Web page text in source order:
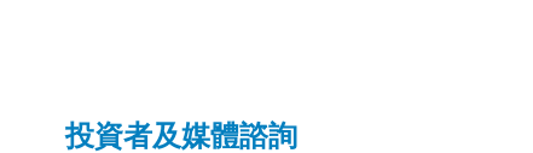
投資者及媒體諮詢